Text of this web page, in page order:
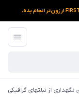
نگهداری از تبلتهای گرافیکی